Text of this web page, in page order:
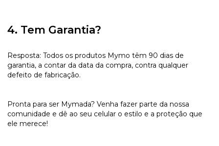
4. Tem Garantia?
Resposta: Todos os produtos Mymo têm 90 dias de
garantia, a contar da data da compra, contra qualquer
defeito de fabricação.
Pronta para ser Mymada? Venha fazer parte da nossa
comunidade e dê ao seu celular o estilo e a proteção que
ele merece!